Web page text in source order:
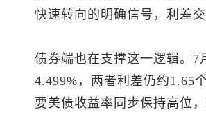
快速转向的明确信号，利差
债券端也在支撑这一逻辑。7
4.499%，两者利差仍约1.65
要美债收益率同步保持高位